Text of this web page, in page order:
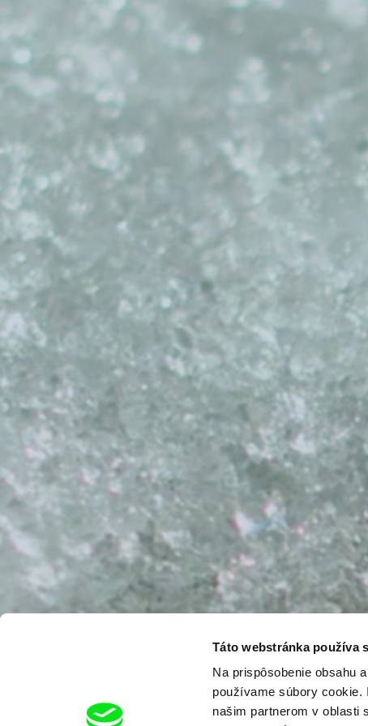
Táto webstránka používa
Na prispôsobenie obsahu
používame súbory cookie.
našim partnerom v oblasti